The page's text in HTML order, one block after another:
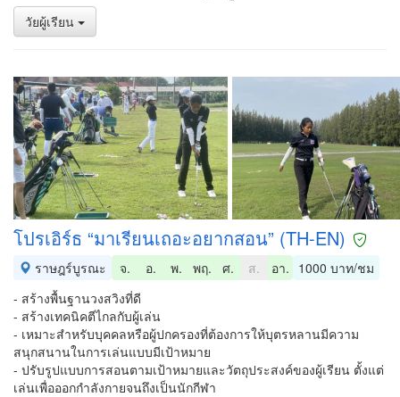
วัยผู้เรียน
โปรเอิร์ธ “มาเรียนเถอะอยากสอน” (TH-EN)
ราษฎร์บูรณะ จ. อ. พ. พฤ. ศ. ส. อา. 1000 บาท/ชม
- สร้างพื้นฐานวงสวิงที่ดี
- สร้างเทคนิคตีไกลกับผู้เล่น
- เหมาะสำหรับบุคคลหรือผู้ปกครองที่ต้องการให้บุตรหลานมีความ
สนุกสนานในการเล่นแบบมีเป้าหมาย
- ปรับรูปแบบการสอนตามเป้าหมายและวัตถุประสงค์ของผู้เรียน ตั้งแต่
เล่นเพื่อออกกำลังกายจนถึงเป็นนักกีฬา